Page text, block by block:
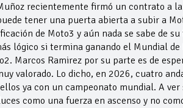
recientemente firmó un contrato a
tener una puerta abierta a subir a
de Moto3 y aún nada se sabe de
lógico si termina ganando el Mundial de
Marcos Ramirez por su parte es de
valorado. Lo dicho, en 2026, cuatro
ya con un campeonato mundial. A
como una fuerza en ascenso y no